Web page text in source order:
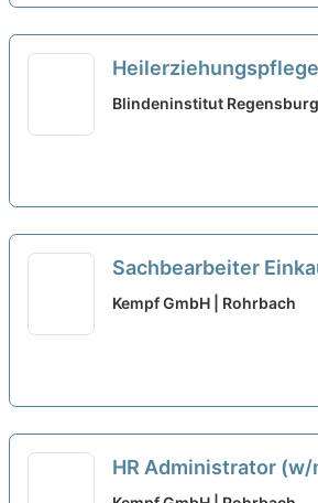
Gesundheits- /
Blindeninstitut
Sachbearbeiter
Teilzeit (30h) neu
Kempf GmbH | Rohrbach
HR Administrator
(30h) neu